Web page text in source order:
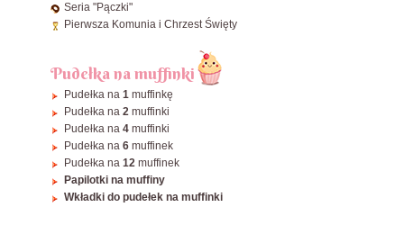
Zobacz wszystkie Okrągłe
Seria "Pączki"
Pierwsza Komunia i Chrzest Święty
Pudełka na muffinki
Pudełka na 1muffinkę
Pudełka na 2muffinki
Pudełka na 4muffinki
Pudełka na 6muffinek
Pudełka na 12muffinek
Papilotki na muffiny
Wkładki do pudełek na muffinki